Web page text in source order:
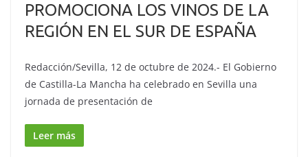
PROMOCIONA LOS VINOS DE LA
REGIÓN EN EL SUR DE ESPAÑA
Redacción/Sevilla, 12 de octubre de 2024.- El Gobierno
de Castilla-La Mancha ha celebrado en Sevilla una
jornada de presentación de
Leer más